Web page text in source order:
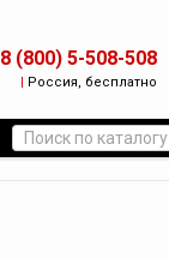
8 (800) 5-508-508
| Россия, бесплатно